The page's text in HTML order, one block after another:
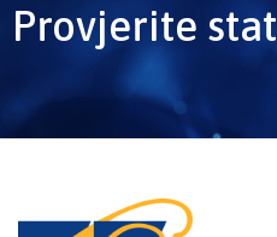
Provjerite